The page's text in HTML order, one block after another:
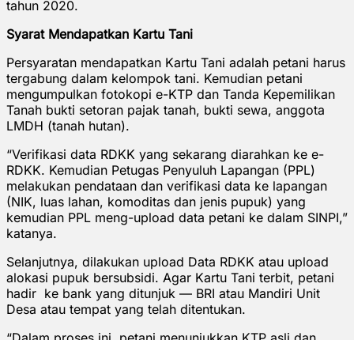
tahun 2020.
Syarat Mendapatkan Kartu Tani
Persyaratan mendapatkan Kartu Tani adalah petani harus
tergabung dalam kelompok tani. Kemudian petani
mengumpulkan fotokopi e-KTP dan Tanda Kepemilikan
Tanah bukti setoran pajak tanah, bukti sewa, anggota
LMDH (tanah hutan).
“Verifikasi data RDKK yang sekarang diarahkan ke e-
RDKK. Kemudian Petugas Penyuluh Lapangan (PPL)
melakukan pendataan dan verifikasi data ke lapangan
(NIK, luas lahan, komoditas dan jenis pupuk) yang
kemudian PPL meng-upload data petani ke dalam SINPI,”
katanya.
Selanjutnya, dilakukan upload Data RDKK atau upload
alokasi pupuk bersubsidi. Agar Kartu Tani terbit, petani
hadir ke bank yang ditunjuk — BRI atau Mandiri Unit
Desa atau tempat yang telah ditentukan.